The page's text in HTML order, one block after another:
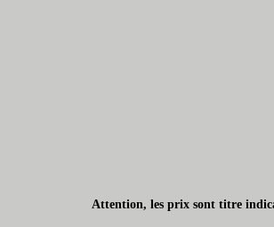
Attention, les prix sont titre